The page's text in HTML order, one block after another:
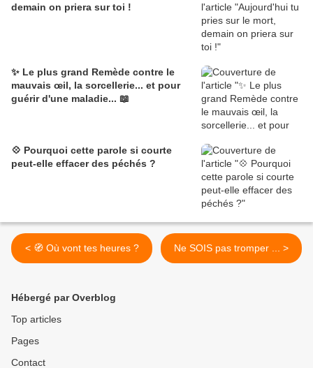
demain on priera sur toi !
✨ Le plus grand Remède contre le
mauvais œil, la sorcellerie... et pour
guérir d'une maladie... 📖
💠 Pourquoi cette parole si courte
peut-elle effacer des péchés ?
< 🧭 Où vont tes heures ? Ne SOIS pas tromper ... >
Hébergé par Overblog
Top articles
Pages
Contact